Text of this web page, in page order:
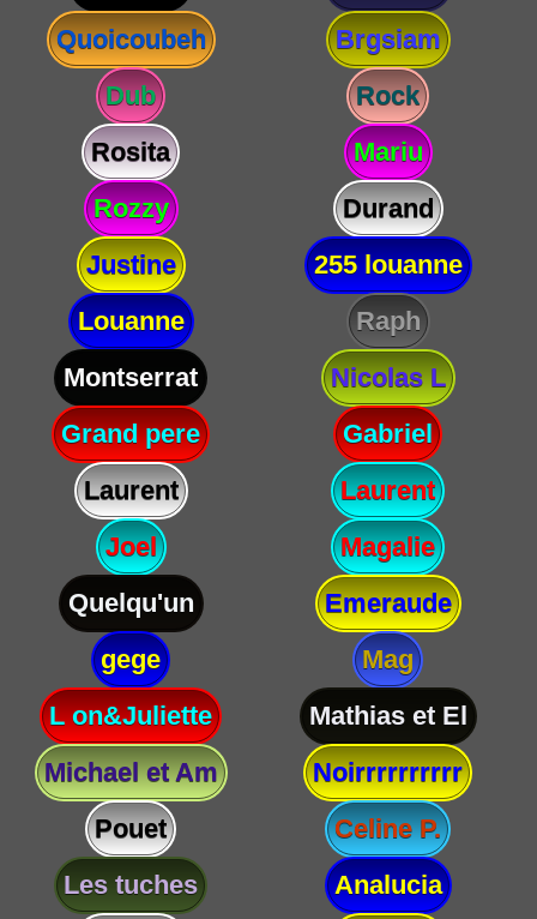
Quoicoubeh
Brgsiam
Dub
Rock
Rosita
Mariu
Rozzy
Durand
Justine
255 louanne
Louanne
Raph
Montserrat
Nicolas L
Grand pere
Gabriel
Laurent
Laurent
Joel
Magalie
Quelqu'un
Emeraude
gege
Mag
L on&Juliette
Mathias et El
Michael et Am
Noirrrrrrrrrr
Pouet
Celine P.
Les tuches
Analucia